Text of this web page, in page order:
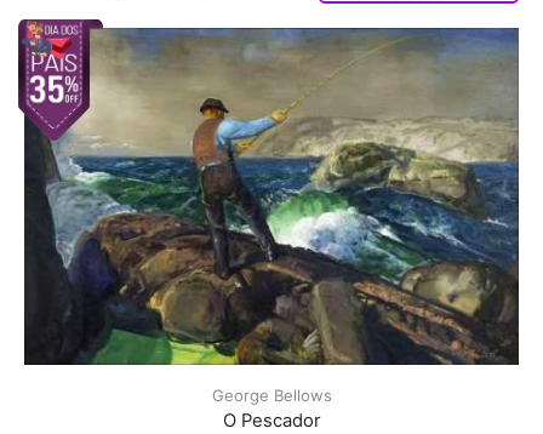
George Bellows
O Pescador